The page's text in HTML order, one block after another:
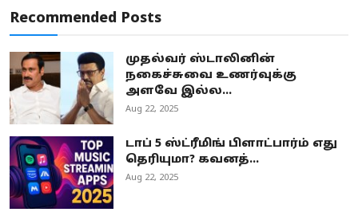
Recommended Posts
முதல்வர் ஸ்டாலினின்
நகைச்சுவை உணர்வுக்கு
அளவே இல்ல...
Aug 22, 2025
டாப் 5 ஸ்ட்ரீமிங் பிளாட்பார்ம் எது
தெரியுமா? கவனத்...
Aug 22, 2025